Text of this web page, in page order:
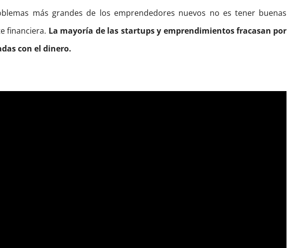
más grandes de los emprendedores nuevos no es tener buenas
financiera. La mayoría de las startups y emprendimientos fracasan por
con el dinero.